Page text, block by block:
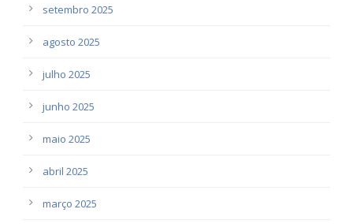
setembro 2025
agosto 2025
julho 2025
junho 2025
maio 2025
abril 2025
março 2025